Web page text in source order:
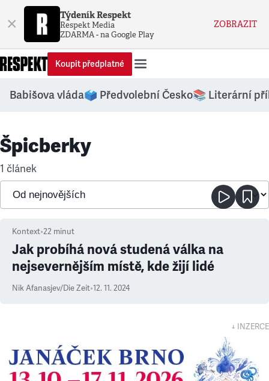
× Týdeník Respekt
Respekt Media
ZDARMA - na Google Play
ZOBRAZIT
Koupit předplatné
Babišova vláda🗳️ Předvolební Česko📚 Literární
Špicberky
1 článek
Kontext•22 minut
Jak probíhá nová studená válka na
nejsevernějším místě, kde žijí lidé
Nik Afanasjev/Die Zeit•12. 11. 2024
↓ INZERCE